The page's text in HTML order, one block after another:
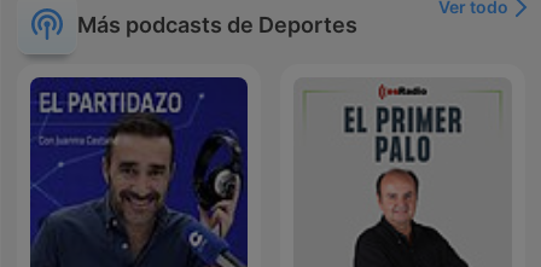
Más podcasts de Deportes
Ver todo